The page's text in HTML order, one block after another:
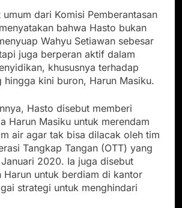
dari Komisi Pemberantasan
bahwa Hasto bukan
Wahyu Setiawan sebesar
juga berperan aktif dalam
khususnya terhadap
hingga kini buron, Harun Masiku.
Hasto disebut memberi
Harun Masiku untuk merendam
air agar tak bisa dilacak oleh tim
Tangkap Tangan (OTT) yang
2020. Ia juga disebut
Harun untuk berdiam di kantor
strategi untuk menghindari